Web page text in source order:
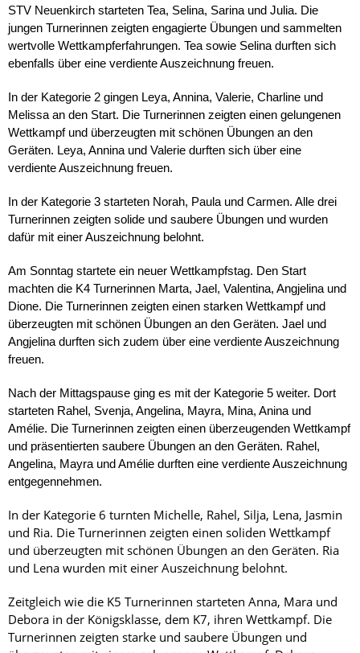
STV Neuenkirch starteten Tea, Selina, Sarina und Julia. Die
jungen Turnerinnen zeigten engagierte Übungen und sammelten
wertvolle Wettkampferfahrungen. Tea sowie Selina durften sich
ebenfalls über eine verdiente Auszeichnung freuen.
In der Kategorie 2 gingen Leya, Annina, Valerie, Charline und
Melissa an den Start. Die Turnerinnen zeigten einen gelungenen
Wettkampf und überzeugten mit schönen Übungen an den
Geräten. Leya, Annina und Valerie durften sich über eine
verdiente Auszeichnung freuen.
In der Kategorie 3 starteten Norah, Paula und Carmen. Alle drei
Turnerinnen zeigten solide und saubere Übungen und wurden
dafür mit einer Auszeichnung belohnt.
Am Sonntag startete ein neuer Wettkampfstag. Den Start
machten die K4 Turnerinnen Marta, Jael, Valentina, Angjelina und
Dione. Die Turnerinnen zeigten einen starken Wettkampf und
überzeugten mit schönen Übungen an den Geräten. Jael und
Angjelina durften sich zudem über eine verdiente Auszeichnung
freuen.
Nach der Mittagspause ging es mit der Kategorie 5 weiter. Dort
starteten Rahel, Svenja, Angelina, Mayra, Mina, Anina und
Amélie. Die Turnerinnen zeigten einen überzeugenden Wettkampf
und präsentierten saubere Übungen an den Geräten. Rahel,
Angelina, Mayra und Amélie durften eine verdiente Auszeichnung
entgegennehmen.
In der Kategorie 6 turnten Michelle, Rahel, Silja, Lena, Jasmin
und Ria. Die Turnerinnen zeigten einen soliden Wettkampf
und überzeugten mit schönen Übungen an den Geräten. Ria
und Lena wurden mit einer Auszeichnung belohnt.
Zeitgleich wie die K5 Turnerinnen starteten Anna, Mara und
Debora in der Königsklasse, dem K7, ihren Wettkampf. Die
Turnerinnen zeigten starke und saubere Übungen und